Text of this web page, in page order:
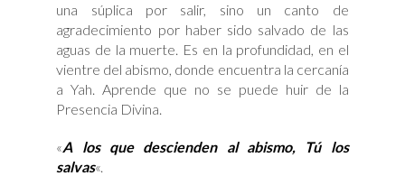
una súplica por salir, sino un canto de
agradecimiento por haber sido salvado de las
aguas de la muerte. Es en la profundidad, en el
vientre del abismo, donde encuentra la cercanía
a Yah. Aprende que no se puede huir de la
Presencia Divina.
«A los que descienden al abismo, Tú los
salvas«.